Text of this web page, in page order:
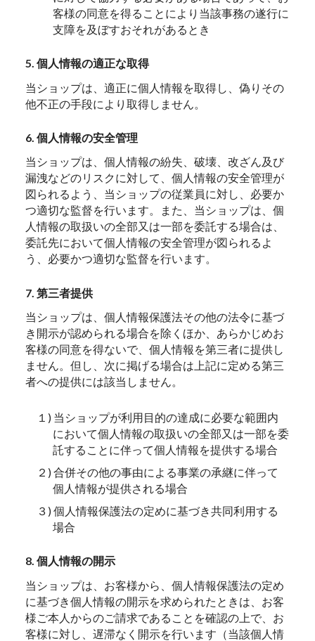
客様の同意を得ることにより当該事務の遂行に
支障を及ぼすおそれがあるとき
5. 個人情報の適正な取得
当ショップは、適正に個人情報を取得し、偽りその
他不正の手段により取得しません。
6. 個人情報の安全管理
当ショップは、個人情報の紛失、破壊、改ざん及び
漏洩などのリスクに対して、個人情報の安全管理が
図られるよう、当ショップの従業員に対し、必要か
つ適切な監督を行います。また、当ショップは、個
人情報の取扱いの全部又は一部を委託する場合は、
委託先において個人情報の安全管理が図られるよ
う、必要かつ適切な監督を行います。
7. 第三者提供
当ショップは、個人情報保護法その他の法令に基づ
き開示が認められる場合を除くほか、あらかじめお
客様の同意を得ないで、個人情報を第三者に提供し
ません。但し、次に掲げる場合は上記に定める第三
者への提供には該当しません。
１) 当ショップが利用目的の達成に必要な範囲内
において個人情報の取扱いの全部又は一部を委
託することに伴って個人情報を提供する場合
２) 合併その他の事由による事業の承継に伴って
個人情報が提供される場合
３) 個人情報保護法の定めに基づき共同利用する
場合
8. 個人情報の開示
当ショップは、お客様から、個人情報保護法の定め
に基づき個人情報の開示を求められたときは、お客
様ご本人からのご請求であることを確認の上で、お
客様に対し、遅滞なく開示を行います（当該個人情